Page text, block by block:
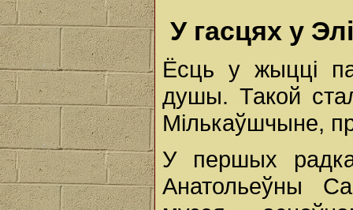
У гасцях у
Ёсць у жыццi
душы. Такой
Мiлькаўшчыне,
У першых
Анатольеўны